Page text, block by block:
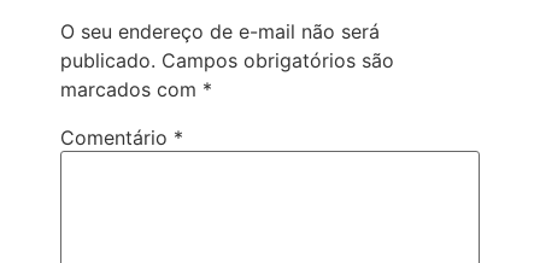
O seu endereço de e-mail não será
publicado. Campos obrigatórios são
marcados com *
Comentário *